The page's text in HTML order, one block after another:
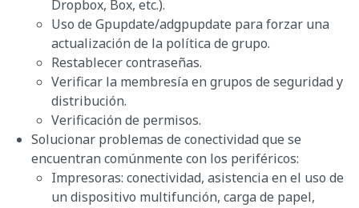
Dropbox, Box, etc.).
Uso de Gpupdate/adgpupdate para forzar una
actualización de la política de grupo.
Restablecer contraseñas.
Verificar la membresía en grupos de seguridad y
distribución.
Verificación de permisos.
Solucionar problemas de conectividad que se
encuentran comúnmente con los periféricos:
Impresoras: conectividad, asistencia en el uso de
un dispositivo multifunción, carga de papel,